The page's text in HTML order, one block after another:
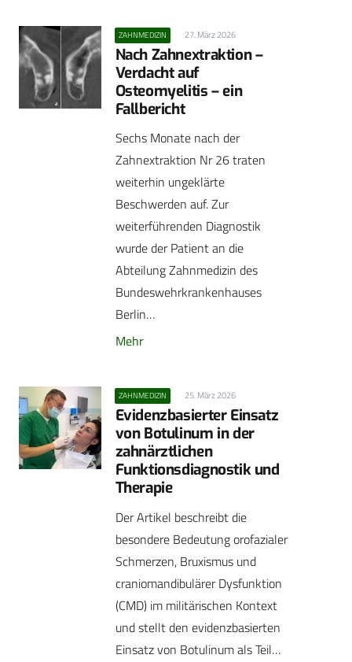
ZAHNMEDIZIN 27. März 2026
Nach Zahnextraktion –
Verdacht auf
Osteomyelitis – ein
Fallbericht
Sechs Monate nach der
Zahnextraktion Nr 26 traten
weiterhin ungeklärte
Beschwerden auf. Zur
weiterführenden Diagnostik
wurde der Patient an die
Abteilung Zahnmedizin des
Bundeswehrkrankenhauses
Berlin…
Mehr
ZAHNMEDIZIN 25. März 2026
Evidenzbasierter Einsatz
von Botulinum in der
zahnärztlichen
Funktionsdiagnostik und
Therapie
Der Artikel beschreibt die
besondere Bedeutung orofazialer
Schmerzen, Bruxismus und
craniomandibulärer Dysfunktion
(CMD) im militärischen Kontext
und stellt den evidenzbasierten
Einsatz von Botulinum als Teil…